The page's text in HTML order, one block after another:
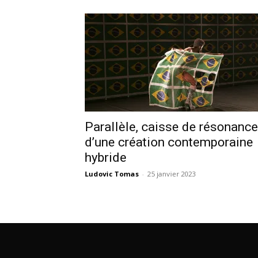
Parallèle, caisse de résonance
d’une création contemporaine
hybride
Ludovic Tomas - 25 janvier 2023